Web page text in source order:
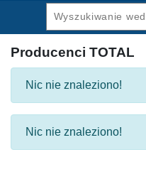
Producenci TOTAL
Nic nie znaleziono!
Nic nie znaleziono!